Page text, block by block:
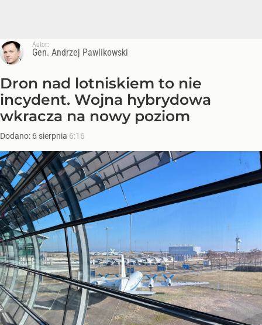
Autor:
Gen. Andrzej Pawlikowski
Dron nad lotniskiem to nie
incydent. Wojna hybrydowa
wkracza na nowy poziom
Dodano: 6 sierpnia 6:16